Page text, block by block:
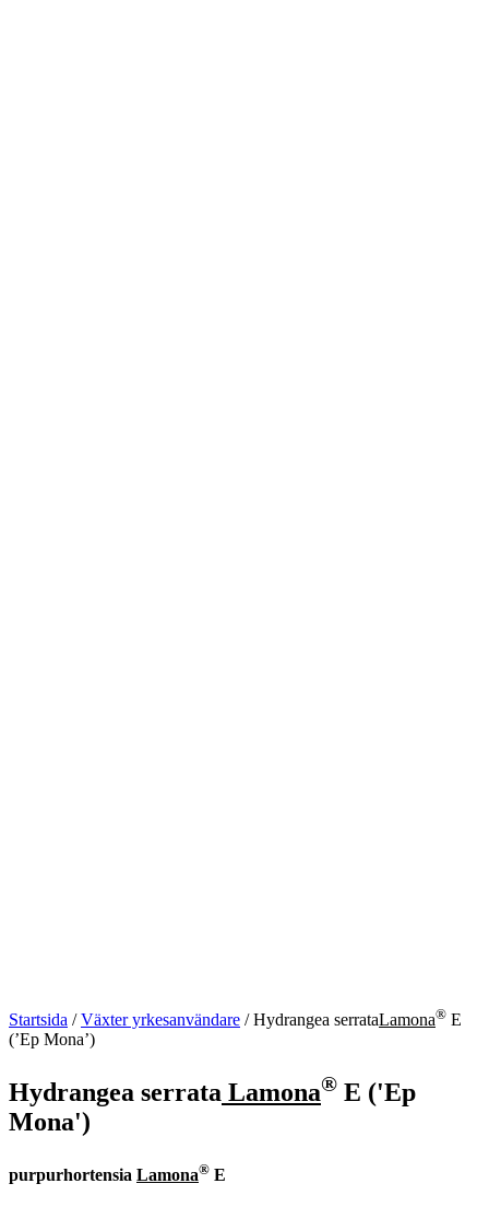
Startsida /Växter yrkesanvändare /Hydrangea serrataLamona® E
(’Ep Mona’)
Hydrangea serrata Lamona® E ('Ep
Mona')
purpurhortensia Lamona® E